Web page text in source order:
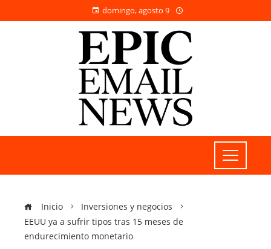
domingo, agosto 9
Inicio
Inversiones y negocios
EEUU ya a sufrir tipos tras 15 meses de
endurecimiento monetario